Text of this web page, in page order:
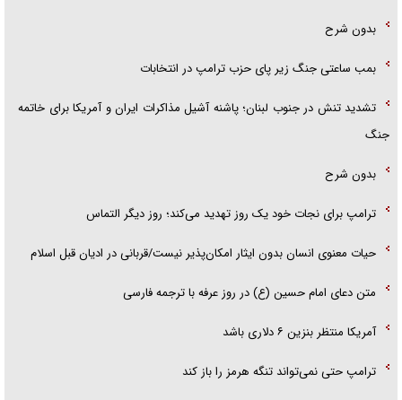
بدون شرح
بمب ساعتی جنگ زیر پای حزب ترام‍پ در انتخابات
تشدید تنش در جنوب لبنان؛ پاشنه آشیل مذاکرات ایران و آمریکا برای خاتمه
جنگ
بدون شرح
ترامپ برای نجات خود یک روز تهدید می‌کند؛ روز دیگر التماس
حیات معنوی انسان بدون ایثار امکان‌پذیر نیست/قربانی در ادیان قبل اسلام
متن دعای امام حسین (ع) در روز عرفه با ترجمه فارسی
آمریکا منتظر بنزین ۶ دلاری باشد
ترامپ حتی نمی‌تواند تنگه هرمز را باز کند